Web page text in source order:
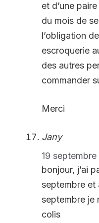
et d’une
du mois de
l’obligation
escroquerie
des autres
commander
Merci
Jany
19
bonjour, j’ai
septembre et
septembre je
colis